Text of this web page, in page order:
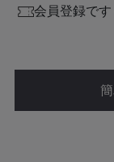
会員登録で